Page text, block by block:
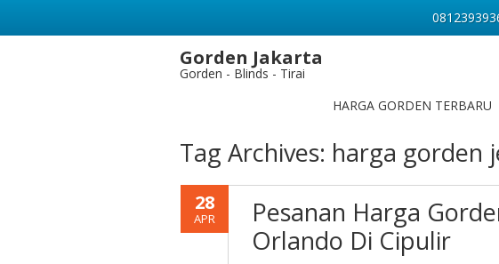
Gorden Jakarta
Gorden - Blinds - Tirai
HARGA GORDEN TERBARU
Tag Archives: harga gorden
28
APR
Pesanan Harga
Orlando Di Cipulir